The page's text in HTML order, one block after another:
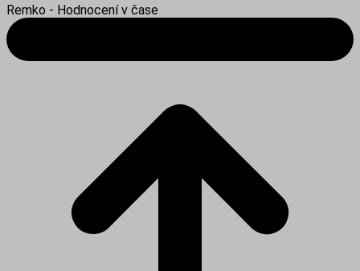
Remko - Hodnocení v čase